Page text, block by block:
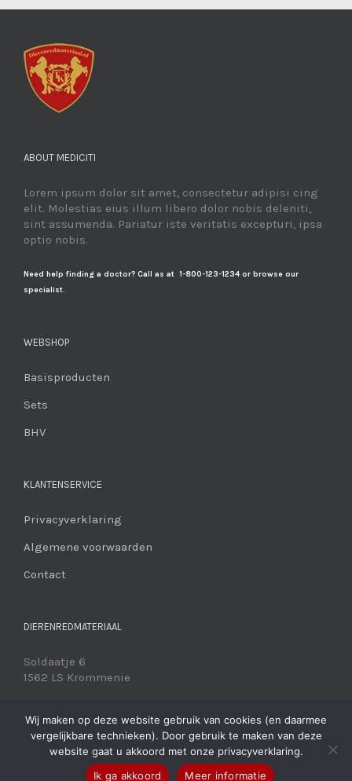
ABOUT MEDICITI
Lorem ipsum dolor sit amet, consectetur adipisi cing
elit. Molestias eius illum libero dolor nobis deleniti,
sint assumenda. Pariatur iste veritatis excepturi, ipsa
optio nobis.
Need help finding a doctor? Call as at 1-800-123-1234 or browse our
specialist.
WEBSHOP
Basisproducten
Sets
BHV
KLANTENSERVICE
Privacyverklaring
Algemene voorwaarden
Contact
DIERENREDMATERIAAL
Soldaatje 6
1562 LS Krommenie
info@dierenredmateriaal.nl
Wij maken op deze website gebruik van cookies (en daarmee
vergelijkbare technieken). Door gebruik te maken van deze
website gaat u akkoord met onze privacyverklaring.
Ik ga akkoord
Meer informatie